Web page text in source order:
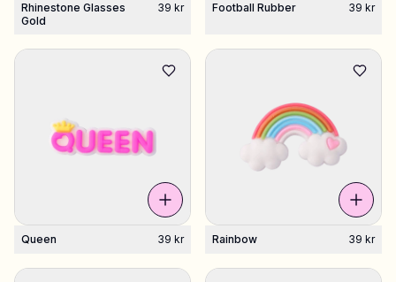
Rhinestone Glasses
Gold
39 kr Football Rubber 39 kr
Queen 39 kr Rainbow 39 kr